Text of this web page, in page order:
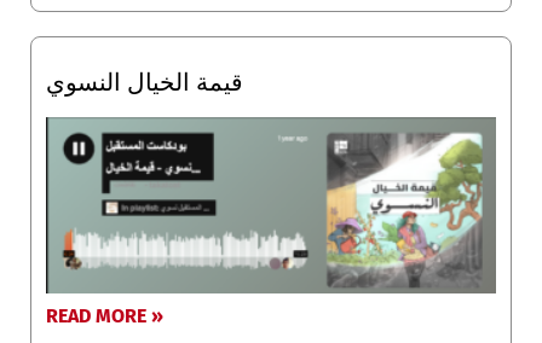
قيمة الخيال النسوي
READ MORE »